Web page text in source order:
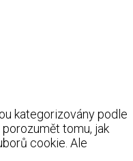
kategorizovány podle
tomu, jak
cookie. Ale